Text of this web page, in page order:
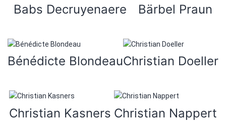
Babs Decruyenaere Bärbel Praun
Bénédicte BlondeauChristian Doeller
Christian Kasners Christian Nappert